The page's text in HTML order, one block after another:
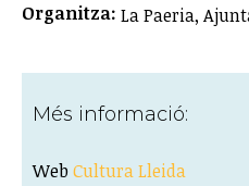
Organitza: La Paeria,
Més informació:
Web Cultura Lleida